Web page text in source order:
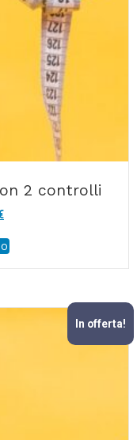
2 controlli
Il
attuale
In offerta!